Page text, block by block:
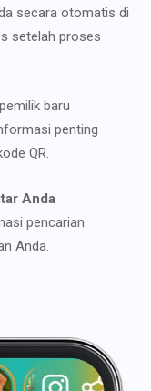
secara otomatis di
setelah proses
baru
penting
QR.
Anda
pencarian
Anda.